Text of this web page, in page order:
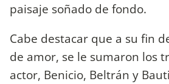
paisaje soñado de fondo.
Cabe destacar que a su fin
de amor, se le sumaron los
actor, Benicio, Beltrán y